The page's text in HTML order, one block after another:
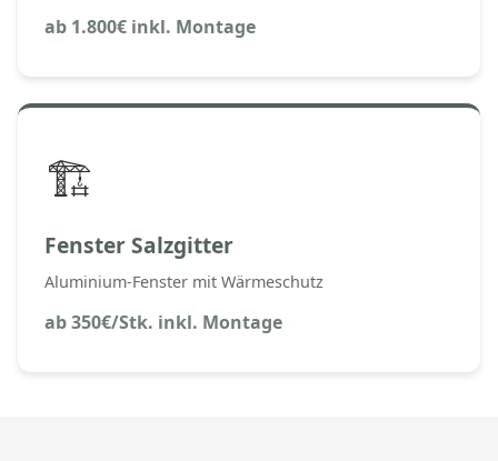
ab 1.800€ inkl. Montage
🏗️
Fenster Salzgitter
Aluminium-Fenster mit Wärmeschutz
ab 350€/Stk. inkl. Montage